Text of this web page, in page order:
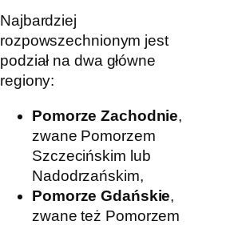
Najbardziej
rozpowszechnionym jest
podział na dwa główne
regiony:
Pomorze Zachodnie,
zwane Pomorzem
Szczecińskim lub
Nadodrzańskim,
Pomorze Gdańskie,
zwane też Pomorzem